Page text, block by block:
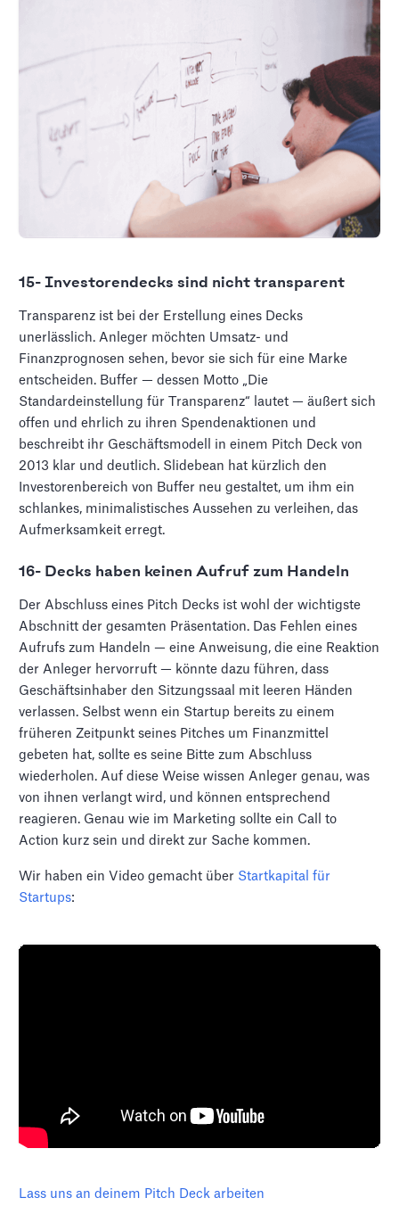
15- Investorendecks sind nicht transparent
Transparenz ist bei der Erstellung eines Decks
unerlässlich. Anleger möchten Umsatz- und
Finanzprognosen sehen, bevor sie sich für eine Marke
entscheiden. Buffer — dessen Motto „Die
Standardeinstellung für Transparenz“ lautet — äußert sich
offen und ehrlich zu ihren Spendenaktionen und
beschreibt ihr Geschäftsmodell in einem Pitch Deck von
2013 klar und deutlich. Slidebean hat kürzlich den
Investorenbereich von Buffer neu gestaltet, um ihm ein
schlankes, minimalistisches Aussehen zu verleihen, das
Aufmerksamkeit erregt.
16- Decks haben keinen Aufruf zum Handeln
Der Abschluss eines Pitch Decks ist wohl der wichtigste
Abschnitt der gesamten Präsentation. Das Fehlen eines
Aufrufs zum Handeln — eine Anweisung, die eine Reaktion
der Anleger hervorruft — könnte dazu führen, dass
Geschäftsinhaber den Sitzungssaal mit leeren Händen
verlassen. Selbst wenn ein Startup bereits zu einem
früheren Zeitpunkt seines Pitches um Finanzmittel
gebeten hat, sollte es seine Bitte zum Abschluss
wiederholen. Auf diese Weise wissen Anleger genau, was
von ihnen verlangt wird, und können entsprechend
reagieren. Genau wie im Marketing sollte ein Call to
Action kurz sein und direkt zur Sache kommen.
Wir haben ein Video gemacht über Startkapital für
Startups:
Lass uns an deinem Pitch Deck arbeiten